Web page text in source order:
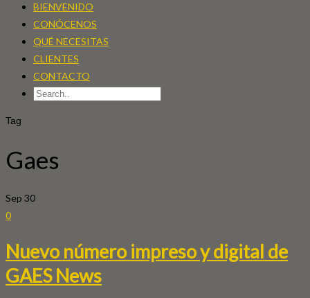
BIENVENIDO
CONÓCENOS
QUÉ NECESITAS
CLIENTES
CONTACTO
Tag
Gaes
Sep 30
0
Nuevo número impreso y digital de
GAES News